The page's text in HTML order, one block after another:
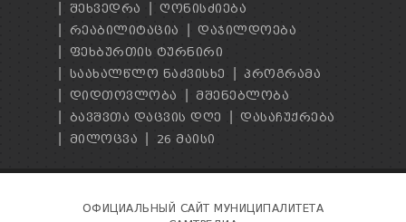
ᲨᲔᲮᲕᲔᲓᲠᲐ
ᲦᲝᲜᲘᲡᲫᲘᲔᲑᲐ
ᲠᲔᲐᲑᲘᲚᲘᲢᲐᲪᲘᲐ
ᲓᲐᲯᲘᲚᲓᲝᲔᲑᲐ
ᲤᲔᲮᲑᲣᲠᲗᲘᲡ ᲢᲣᲠᲜᲘᲠᲘ
ᲡᲐᲐᲮᲐᲚᲬᲚᲝ ᲜᲐᲫᲕᲘᲡᲮᲔ
ᲞᲠᲝᲒᲠᲐᲛᲐ
ᲓᲘᲓᲗᲝᲕᲚᲝᲑᲐ
ᲛᲨᲔᲜᲔᲑᲚᲝᲑᲐ
ᲑᲐᲕᲨᲕᲗᲐ ᲓᲐᲪᲕᲘᲡ ᲓᲦᲔ
ᲓᲐᲡᲐᲩᲣᲥᲠᲔᲑᲐ
ᲛᲘᲚᲝᲪᲕᲐ
26 ᲛᲐᲘᲡᲘ
ОФИЦИАЛЬНЫЙ САЙТ МУНИЦИПАЛИТЕТА